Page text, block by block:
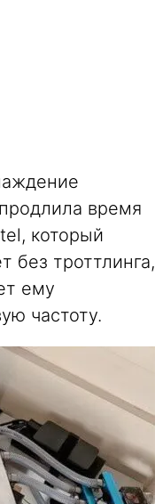
время
который
без троттлинга,
ему
частоту.